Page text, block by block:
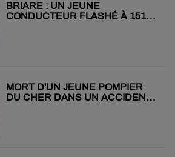
BRIARE : UN JEUNE
CONDUCTEUR FLASHÉ À 151
MORT D'UN JEUNE POMPIER
DU CHER DANS UN ACCIDENT